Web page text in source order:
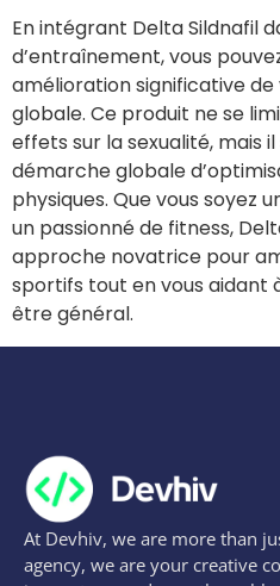
En intégrant Delta Sildnafil
d’entraînement, vous
amélioration significative
globale. Ce produit ne se
effets sur la sexualité, mais
démarche globale
physiques. Que vous soyez
un passionné de fitness,
approche novatrice pour
sportifs tout en vous aidant
être général.
At Devhiv, we are more than
agency, we are your creative